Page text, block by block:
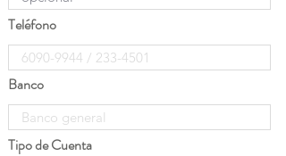
Teléfono
Banco
Tipo de Cuenta